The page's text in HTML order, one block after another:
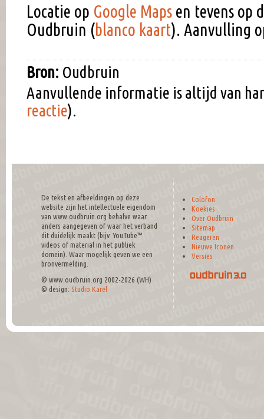
Locatie op Google Maps en tevens op
Oudbruin (blanco kaart). Aanvulling
Bron: Oudbruin
Aanvullende informatie is altijd van
reactie).
De tekst en afbeeldingen op deze
website zijn het intellectuele eigendom
van www.oudbruin.org behalve waar
anders aangegeven of waar het verband
dit duidelijk maakt (bijv. YouTube™
videos of material in het publiek
domein). Waar mogelijk geven we een
bronvermelding.
© www.oudbruin.org 2002-2026 (WH)
© design: Studio Karel
Colofon
Koekies
Over Oudbruin
Sitemap
Reageren
Nieuwe Iconen
Versies